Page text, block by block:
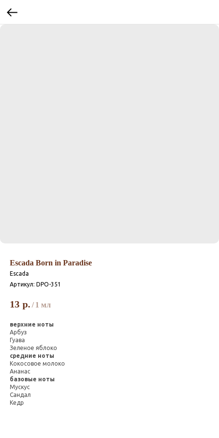
Escada Born in Paradise
Escada
Артикул: DPO-351
13 р. / 1 мл
верхние ноты
Арбуз
Гуава
Зеленое яблоко
средние ноты
Кокосовое молоко
Ананас
базовые ноты
Мускус
Сандал
Кедр